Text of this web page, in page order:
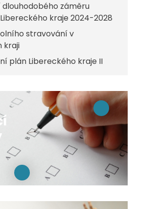
dlouhodobého záměru
kraje 2024-2028
stravování v
kraji
plán Libereckého kraje II